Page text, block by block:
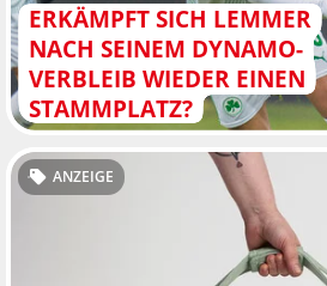
ERKÄMPFT SICH LEMMER
NACH SEINEM DYNAMO-
VERBLEIB WIEDER EINEN
STAMMPLATZ?
ANZEIGE